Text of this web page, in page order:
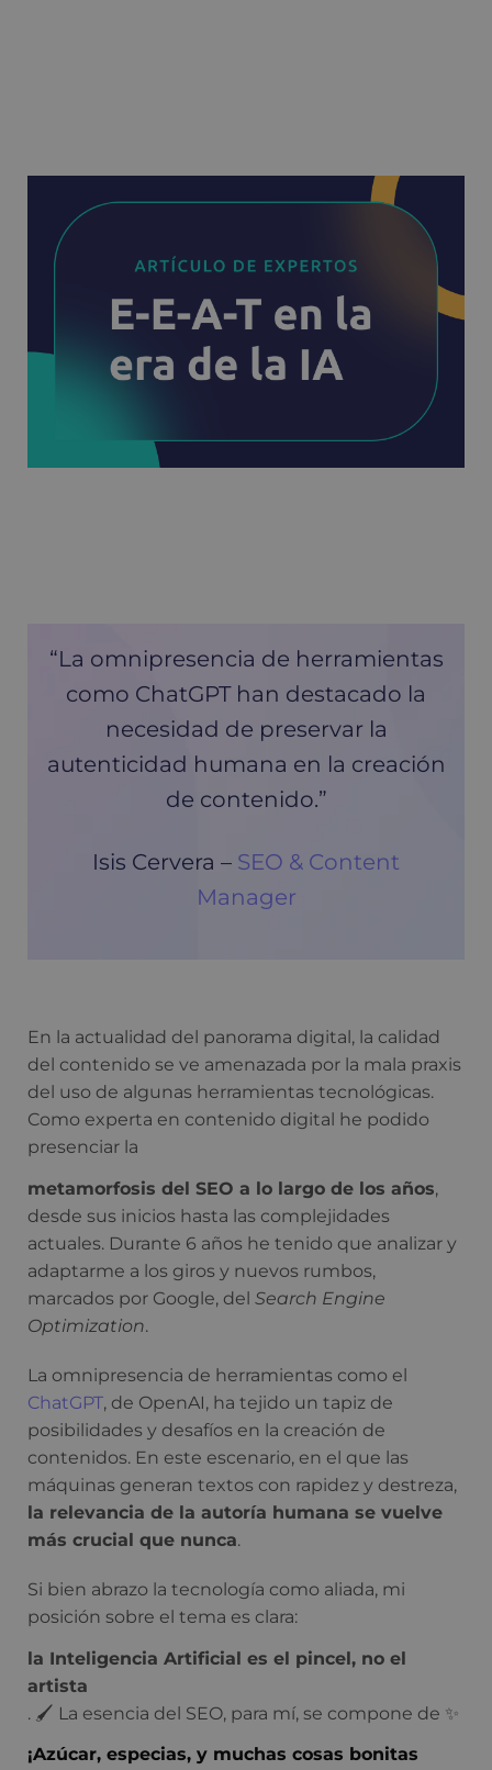
“La omnipresencia de herramientas
como ChatGPT han destacado la
necesidad de preservar la
autenticidad humana en la creación
de contenido.”
Isis Cervera – SEO & Content
Manager
En la actualidad del panorama digital, la calidad
del contenido se ve amenazada por la mala praxis
del uso de algunas herramientas tecnológicas.
Como experta en contenido digital he podido
presenciar la
metamorfosis del SEO a lo largo de los años,
desde sus inicios hasta las complejidades
actuales. Durante 6 años he tenido que analizar y
adaptarme a los giros y nuevos rumbos,
marcados por Google, del Search Engine
Optimization.
La omnipresencia de herramientas como el
ChatGPT, de OpenAI, ha tejido un tapiz de
posibilidades y desafíos en la creación de
contenidos. En este escenario, en el que las
máquinas generan textos con rapidez y destreza,
la relevancia de la autoría humana se vuelve
más crucial que nunca.
Si bien abrazo la tecnología como aliada, mi
posición sobre el tema es clara:
la Inteligencia Artificial es el pincel, no el
artista
. 🖌️ La esencia del SEO, para mí, se compone de ✨
¡Azúcar, especias, y muchas cosas bonitas